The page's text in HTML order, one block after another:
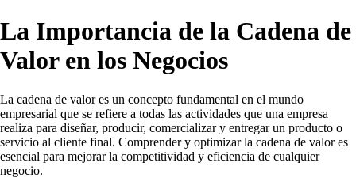
La Importancia de la Cadena de
Valor en los Negocios
La cadena de valor es un concepto fundamental en el mundo
empresarial que se refiere a todas las actividades que una empresa
realiza para diseñar, producir, comercializar y entregar un producto o
servicio al cliente final. Comprender y optimizar la cadena de valor es
esencial para mejorar la competitividad y eficiencia de cualquier
negocio.